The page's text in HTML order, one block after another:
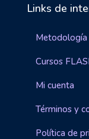
Links de
Metodología
Cursos
Mi cuenta
Términos y
Política de